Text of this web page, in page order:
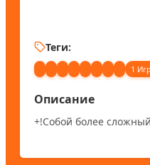
Теги:
1
Описание
+!Собой более